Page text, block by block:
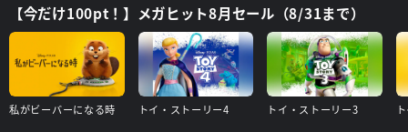
【今だけ100pt！】メガヒット8月セール（8/31まで）
私がビーバーになる時 トイ・ストーリー4 トイ・ストーリー3